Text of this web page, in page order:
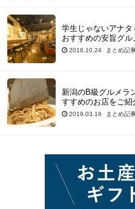
学生じゃないアナ
おすすめの安旨グル
2016.10.24 まとめ記
新潟のB級グルメラ
すすめのお店をご紹
2019.03.16 まとめ記